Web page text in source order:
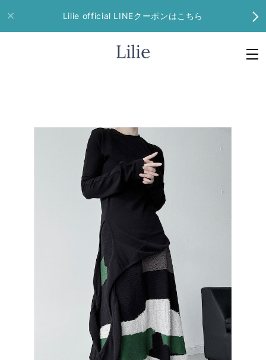
Lilie official LINEクーポンはこちら